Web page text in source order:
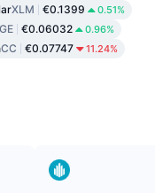
XLM €0.1399 0.51%
€0.06032 0.96%
CC €0.07747 11.24%